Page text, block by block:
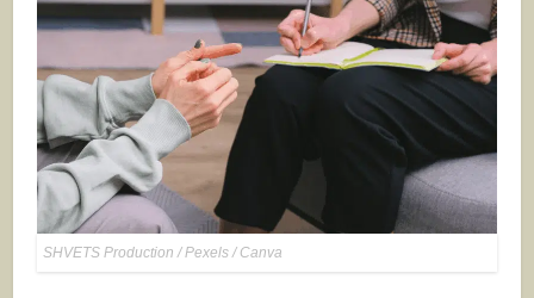
SHVETS Production / Pexels / Canva